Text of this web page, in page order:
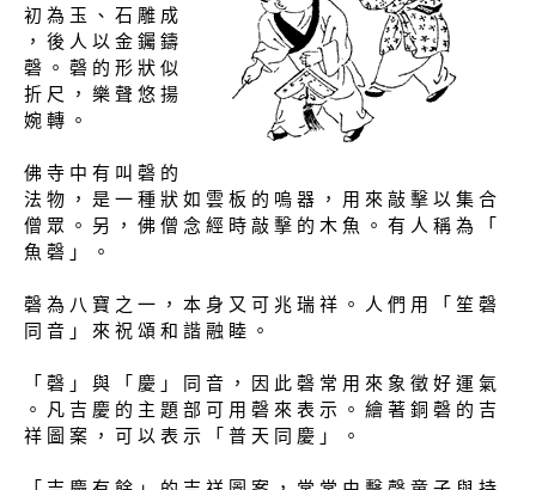
初 為 玉 、 石 雕 成
， 後 人 以 金 钃 鑄
磬 。 磬 的 形 狀 似
折 尺 ， 樂 聲 悠 揚
婉 轉 。
佛 寺 中 有 叫 磬 的
法 物 ， 是 一 種 狀 如 雲 板 的 嗚 器 ， 用 來 敲 擊 以 集 合
僧 眾 。 另 ， 佛 僧 念 經 時 敲 擊 的 木 魚 。 有 人 稱 為 「
魚 磬 」 。
磬 為 八 寶 之 一 ， 本 身 又 可 兆 瑞 祥 。 人 們 用 「 笙 磬
同 音 」 來 祝 頌 和 諧 融 睦 。
「 磬 」 與 「 慶 」 同 音 ， 因 此 磬 常 用 來 象 徵 好 運 氣
。 凡 吉 慶 的 主 題 部 可 用 磬 來 表 示 。 繪 著 銅 磬 的 吉
祥 圖 案 ， 可 以 表 示 「 普 天 同 慶 」 。